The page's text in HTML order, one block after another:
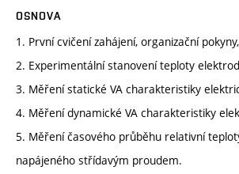
OSNOVA
1. První cvičení zahájení, organizační
2. Experimentální stanovení teploty
3. Měření statické VA charakteristiky
4. Měření dynamické VA charakteristiky
5. Měření časového průběhu relativní
napájeného střídavým proudem.